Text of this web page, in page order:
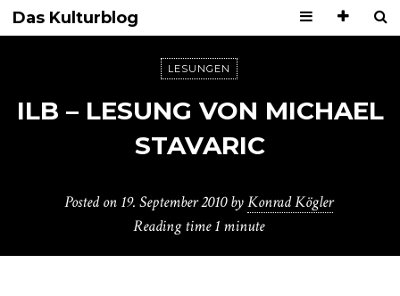
Das Kulturblog
LESUNGEN
ILB – LESUNG VON MICHAEL
STAVARIC
Posted on 19. September 2010 byKonrad Kögler
Reading time1 minute